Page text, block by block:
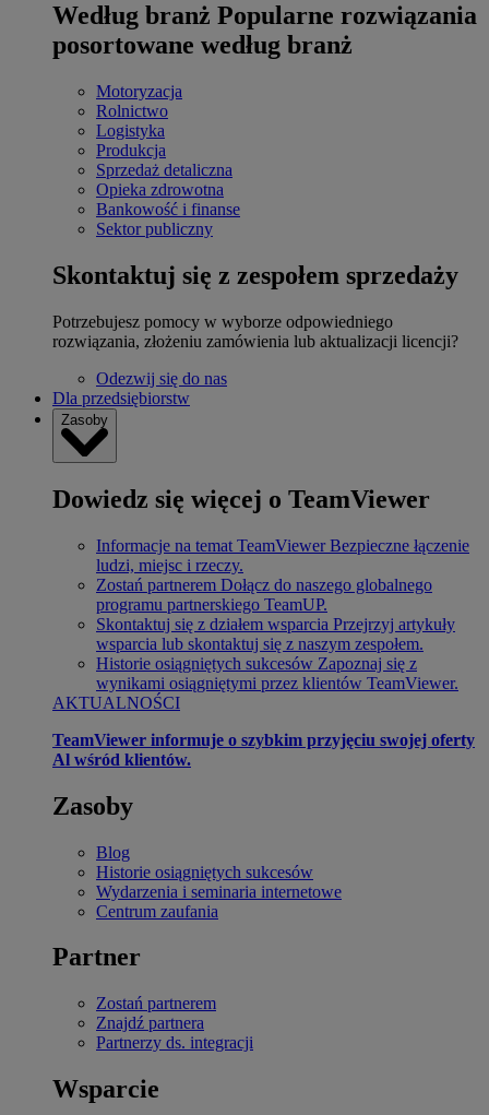
Według branż Popularne rozwiązania
posortowane według branż
Motoryzacja
Rolnictwo
Logistyka
Produkcja
Sprzedaż detaliczna
Opieka zdrowotna
Bankowość i finanse
Sektor publiczny
Skontaktuj się z zespołem sprzedaży
Potrzebujesz pomocy w wyborze odpowiedniego
rozwiązania, złożeniu zamówienia lub aktualizacji licencji?
Odezwij się do nas
Dla przedsiębiorstw
Zasoby
Dowiedz się więcej o TeamViewer
Informacje na temat TeamViewer Bezpieczne łączenie
ludzi, miejsc i rzeczy.
Zostań partnerem Dołącz do naszego globalnego
programu partnerskiego TeamUP.
Skontaktuj się z działem wsparcia Przejrzyj artykuły
wsparcia lub skontaktuj się z naszym zespołem.
Historie osiągniętych sukcesów Zapoznaj się z
wynikami osiągniętymi przez klientów TeamViewer.
AKTUALNOŚCI
TeamViewer informuje o szybkim przyjęciu swojej oferty
Al wśród klientów.
Zasoby
Blog
Historie osiągniętych sukcesów
Wydarzenia i seminaria internetowe
Centrum zaufania
Partner
Zostań partnerem
Znajdź partnera
Partnerzy ds. integracji
Wsparcie